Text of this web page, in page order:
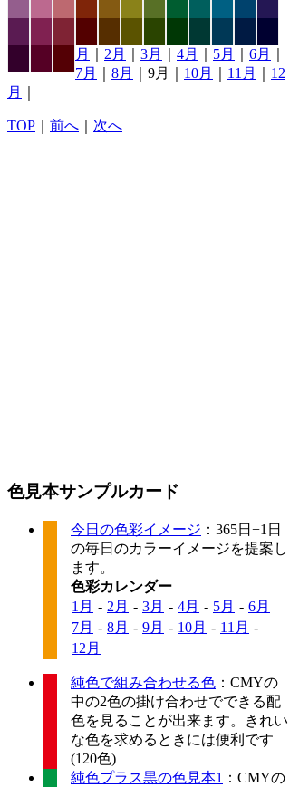
月 2月 3月 4月 5月 6月
7月
8月 ｜9月｜ 10月 11月
12
月
TOP 前へ 次へ
色見本サンプルカード
今日の色彩イメージ ：365日+1日
の毎日のカラーイメージを提案し
ます。
色彩カレンダー
1月 - 2月 - 3月 - 4月 - 5月 - 6月
7月 - 8月 - 9月 - 10月 - 11月 -
12月
純色で組み合わせる色 ：CMYの
中の2色の掛け合わせでできる配
色を見ることが出来ます。きれい
な色を求めるときには便利です
(120色)
純色プラス黒の色見本1 ：CMYの